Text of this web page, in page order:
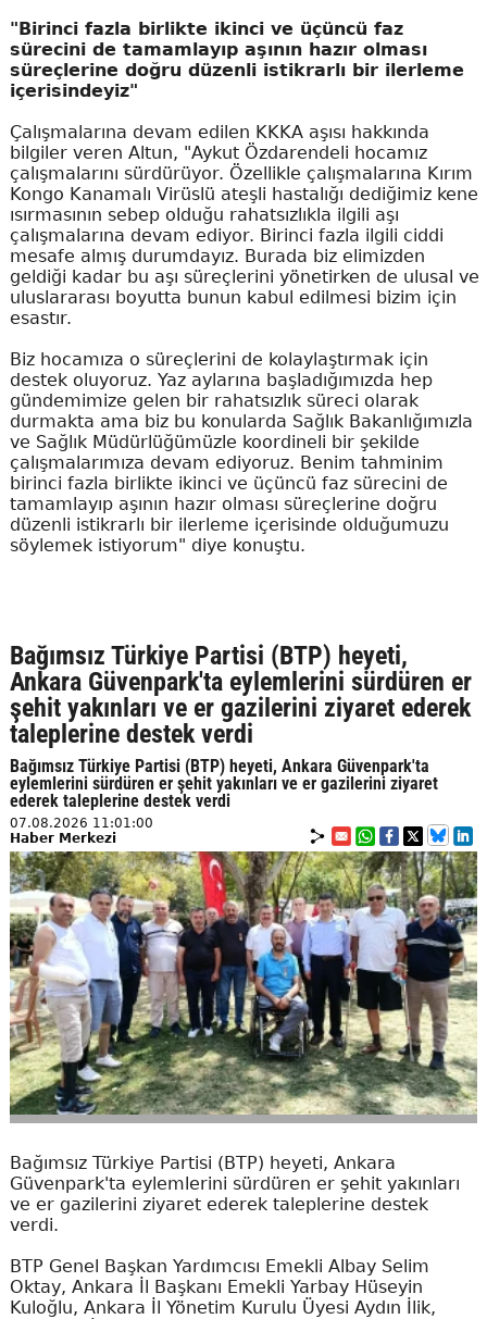
"Birinci fazla birlikte ikinci ve üçüncü faz
sürecini de tamamlayıp aşının hazır olması
süreçlerine doğru düzenli istikrarlı bir ilerleme
içerisindeyiz"
Çalışmalarına devam edilen KKKA aşısı hakkında
bilgiler veren Altun, "Aykut Özdarendeli hocamız
çalışmalarını sürdürüyor. Özellikle çalışmalarına Kırım
Kongo Kanamalı Virüslü ateşli hastalığı dediğimiz kene
ısırmasının sebep olduğu rahatsızlıkla ilgili aşı
çalışmalarına devam ediyor. Birinci fazla ilgili ciddi
mesafe almış durumdayız. Burada biz elimizden
geldiği kadar bu aşı süreçlerini yönetirken de ulusal ve
uluslararası boyutta bunun kabul edilmesi bizim için
esastır.
Biz hocamıza o süreçlerini de kolaylaştırmak için
destek oluyoruz. Yaz aylarına başladığımızda hep
gündemimize gelen bir rahatsızlık süreci olarak
durmakta ama biz bu konularda Sağlık Bakanlığımızla
ve Sağlık Müdürlüğümüzle koordineli bir şekilde
çalışmalarımıza devam ediyoruz. Benim tahminim
birinci fazla birlikte ikinci ve üçüncü faz sürecini de
tamamlayıp aşının hazır olması süreçlerine doğru
düzenli istikrarlı bir ilerleme içerisinde olduğumuzu
söylemek istiyorum" diye konuştu.
Bağımsız Türkiye Partisi (BTP) heyeti,
Ankara Güvenpark'ta eylemlerini sürdüren er
şehit yakınları ve er gazilerini ziyaret ederek
taleplerine destek verdi
Bağımsız Türkiye Partisi (BTP) heyeti, Ankara Güvenpark'ta
eylemlerini sürdüren er şehit yakınları ve er gazilerini ziyaret
ederek taleplerine destek verdi
07.08.2026 11:01:00
Haber Merkezi
Bağımsız Türkiye Partisi (BTP) heyeti, Ankara
Güvenpark'ta eylemlerini sürdüren er şehit yakınları
ve er gazilerini ziyaret ederek taleplerine destek
verdi.
BTP Genel Başkan Yardımcısı Emekli Albay Selim
Oktay, Ankara İl Başkanı Emekli Yarbay Hüseyin
Kuloğlu, Ankara İl Yönetim Kurulu Üyesi Aydın İlik,